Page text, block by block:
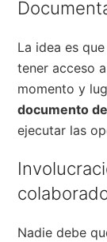
La idea es
tener acceso
momento y
documento
ejecutar las
Nadie debe